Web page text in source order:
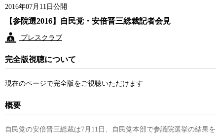
2016年07月11日公開
【参院選2016】自民党・安倍晋三総裁記者会見
プレスクラブ
完全版視聴について
現在のページで完全版をご視聴いただけます
概要
自民党の安倍晋三総裁は7月11日、自民党本部で参議院選挙の結果を